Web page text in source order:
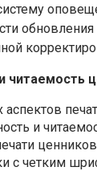
читаемость
и
с четким